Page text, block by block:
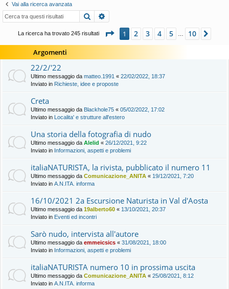
Vai alla ricerca avanzata
Cerca
La ricerca ha trovato 245 risultati Pagina di 10
1 2 3 4 5 10
Argomenti
22/2/'22
Ultimo messaggio da matteo.1991 « 22/02/2022, 18:37
Inviato in Richieste, idee e proposte
Creta
Ultimo messaggio da Blackhole75 « 05/02/2022, 17:02
Inviato in Localita' e strutture all'estero
Una storia della fotografia di nudo
Ultimo messaggio da Alelid « 26/12/2021, 9:22
Inviato in Informazioni, aspetti e problemi
italiaNATURISTA, la rivista, pubblicato il numero 11
Ultimo messaggio da Comunicazione_ANITA « 19/12/2021, 7:20
Inviato in A.N.ITA. informa
16/10/2021 2a Escursione Naturista in Val d'Aosta
Ultimo messaggio da 19alberto60 « 13/10/2021, 20:37
Inviato in Eventi ed incontri
Sarò nudo, intervista all'autore
Ultimo messaggio da emmeicsics « 31/08/2021, 18:00
Inviato in Informazioni, aspetti e problemi
italiaNATURISTA numero 10 in prossima uscita
Ultimo messaggio da Comunicazione_ANITA « 25/08/2021, 8:12
Inviato in A.N.ITA. informa